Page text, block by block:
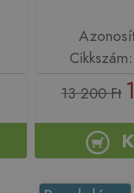
13 200 Ft